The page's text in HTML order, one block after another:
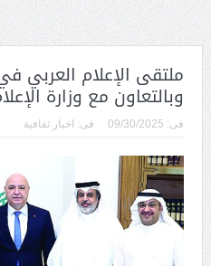
ملتقى الإعلام العربي
وبالتعاون مع وزارة
فى: 09/30/2025 فى: اخبار ثقافية